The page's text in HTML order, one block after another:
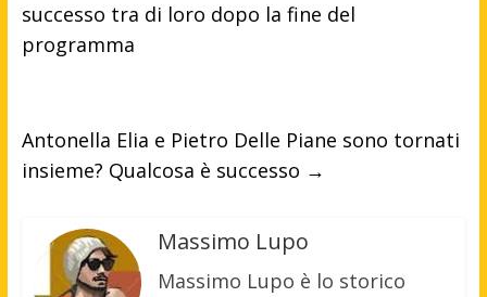
successo tra di loro dopo la fine del
programma
Antonella Elia e Pietro Delle Piane sono tornati
insieme? Qualcosa è successo →
Massimo Lupo
Massimo Lupo è lo storico